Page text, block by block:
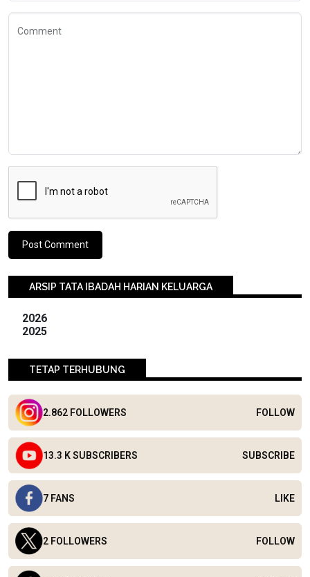
Comment
ARSIP TATA IBADAH HARIAN KELUARGA
2026
2025
TETAP TERHUBUNG
2.862 FOLLOWERS FOLLOW
13.3 K SUBSCRIBERS SUBSCRIBE
7 FANS LIKE
2 FOLLOWERS FOLLOW